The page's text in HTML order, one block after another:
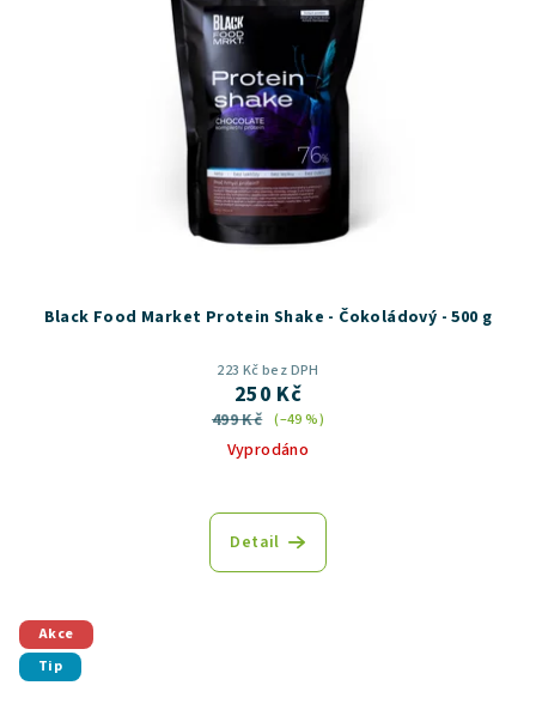
Black Food Market Protein Shake - Čokoládový - 500 g
223 Kč bez DPH
250 Kč
499 Kč (–49 %)
Vyprodáno
Detail
Akce
Tip